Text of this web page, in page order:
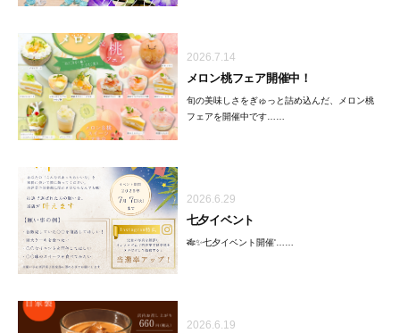
2026.7.14
メロン桃フェア開催中！
旬の美味しさをぎゅっと詰め込んだ、メロン桃
フェアを開催中です……
2026.6.29
七夕イベント
🎋✨七夕イベント開催'……
2026.6.19